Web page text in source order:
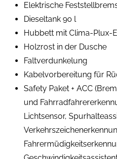
Elektrische
Dieseltank 90 l
Hubbett mit Clima-Plux-
Holzrost in der Dusche
Faltverdunkelung
Kabelvorbereitung für
Safety Paket + ACC
und
Lichtsensor,